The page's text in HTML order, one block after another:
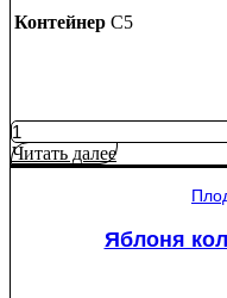
Контейнер C5
Количество
товара
Яблоня
Читать далее
Яблоня